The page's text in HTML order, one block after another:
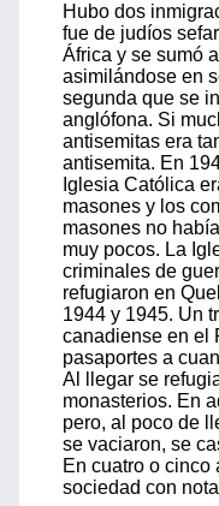
Hubo dos
fue de judíos
África y se sumó
asimilándose en
segunda que se
anglófona. Si
antisemitas era
antisemita. En
Iglesia Católica
masones y los
masones no
muy pocos. La
criminales de
refugiaron en
1944 y 1945. Un
canadiense en el
pasaportes a
Al llegar se
monasterios. En
pero, al poco de
se vaciaron, se
En cuatro o cinco
sociedad con